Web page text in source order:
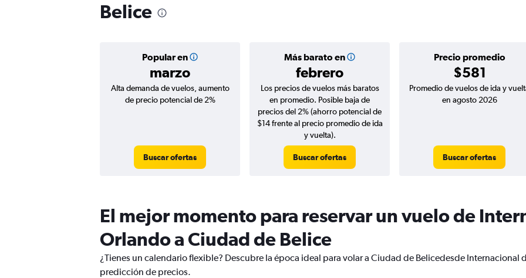
Belice
Popular en
marzo
Más barato en
febrero
Precio promedio
$581
Alta demanda de vuelos, aumento
de precio potencial de 2%
Buscar ofertas
Los precios de vuelos más baratos
en promedio. Posible baja de
precios del 2% (ahorro potencial de
$14 frente al precio promedio de ida
y vuelta).
Buscar ofertas
Promedio de vuelos de ida y
en agosto 2026
Buscar ofertas
El mejor momento para reservar un vuelo de
Orlando a Ciudad de Belice
¿Tienes un calendario flexible? Descubre la época ideal para volar a Ciudad de Belicedesde Internacional
predicción de precios.